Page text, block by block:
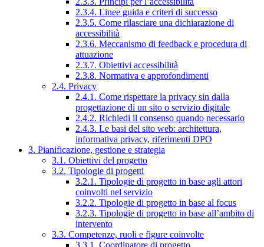
2.3.4. Linee guida e criteri di successo
2.3.5. Come rilasciare una dichiarazione di
accessibilità
2.3.6. Meccanismo di feedback e procedura di
attuazione
2.3.7. Obiettivi accessibilità
2.3.8. Normativa e approfondimenti
2.4. Privacy
2.4.1. Come rispettare la privacy sin dalla
progettazione di un sito o servizio digitale
2.4.2. Richiedi il consenso quando necessario
2.4.3. Le basi del sito web: architettura,
informativa privacy, riferimenti DPO
3. Pianificazione, gestione e strategia
3.1. Obiettivi del progetto
3.2. Tipologie di progetti
3.2.1. Tipologie di progetto in base agli attori
coinvolti nel servizio
3.2.2. Tipologie di progetto in base al focus
3.2.3. Tipologie di progetto in base all’ambito di
intervento
3.3. Competenze, ruoli e figure coinvolte
3.3.1. Coordinatore di progetto